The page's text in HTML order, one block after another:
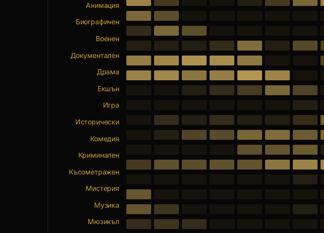
Анимация
Биографичен
Военен
Документален
Драма
Екшън
Игра
Исторически
Комедия
Криминален
Късометражен
Мистерия
Музика
Мюзикъл